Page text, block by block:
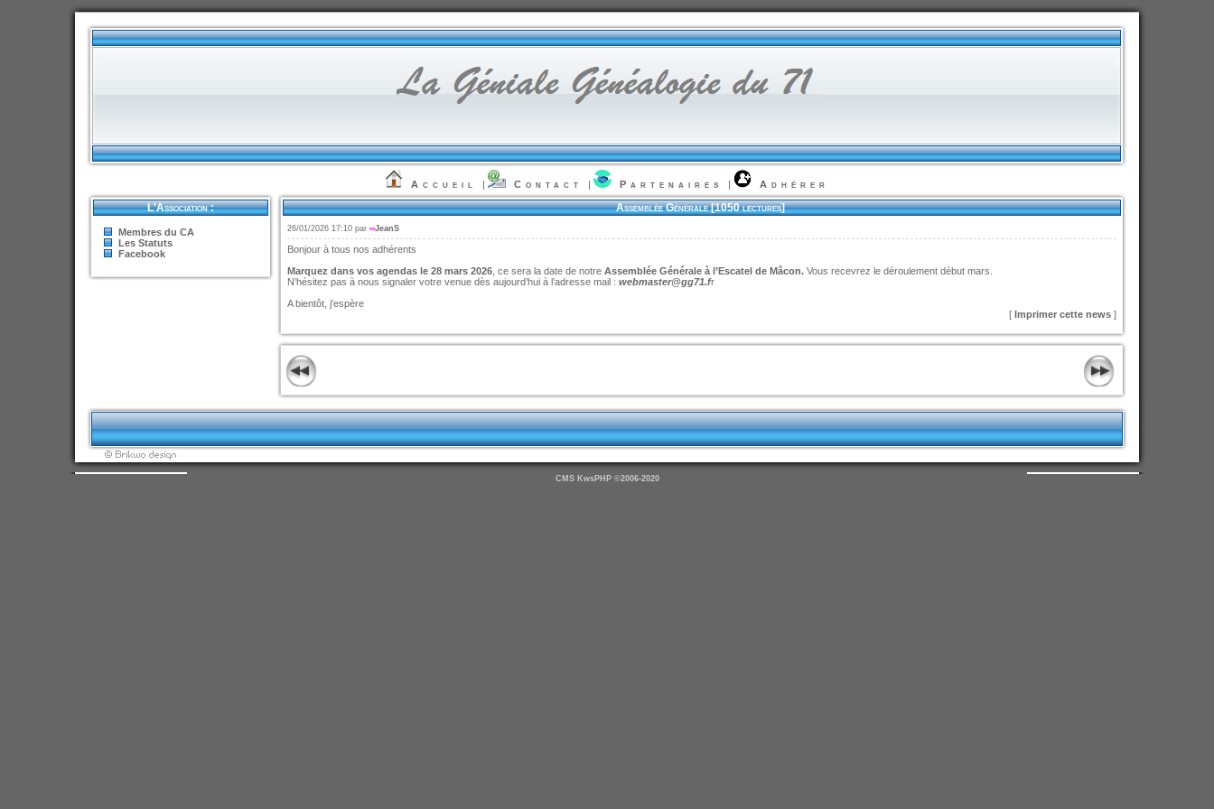
Accueil | Contact | Partenaires | Adhérer
L'Association :
Membres du CA
Les Statuts
Facebook
Assemblée Générale [1050 lectures]
26/01/2026 17:10 par ∞JeanS
Bonjour à tous nos adhérents
Marquez dans vos agendas le 28 mars 2026 , ce sera la date de notre Assemblée Générale à l’Escatel de Mâcon. Vous recevrez le déroulement début mars.
N’hésitez pas à nous signaler votre venue dès aujourd’hui à l’adresse mail : webmaster@gg71.fr
A bientôt, j'espère
[ Imprimer cette news ]
CMS KwsPHP ©2006-2020